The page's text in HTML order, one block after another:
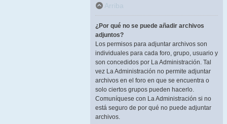
Arriba
¿Por qué no se puede añadir archivos
adjuntos?
Los permisos para adjuntar archivos son
individuales para cada foro, grupo, usuario y
son concedidos por La Administración. Tal
vez La Administración no permite adjuntar
archivos en el foro en que se encuentra o
solo ciertos grupos pueden hacerlo.
Comuníquese con La Administración si no
está seguro de por qué no puede adjuntar
archivos.